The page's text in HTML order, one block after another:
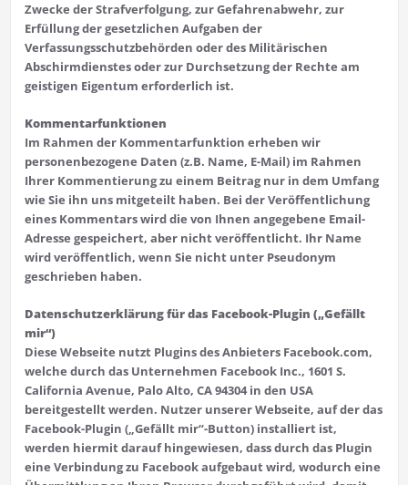
Zwecke der Strafverfolgung, zur Gefahrenabwehr, zur
Erfüllung der gesetzlichen Aufgaben der
Verfassungsschutzbehörden oder des Militärischen
Abschirmdienstes oder zur Durchsetzung der Rechte am
geistigen Eigentum erforderlich ist.
Kommentarfunktionen
Im Rahmen der Kommentarfunktion erheben wir
personenbezogene Daten (z.B. Name, E-Mail) im Rahmen
Ihrer Kommentierung zu einem Beitrag nur in dem Umfang
wie Sie ihn uns mitgeteilt haben. Bei der Veröffentlichung
eines Kommentars wird die von Ihnen angegebene Email-
Adresse gespeichert, aber nicht veröffentlicht. Ihr Name
wird veröffentlich, wenn Sie nicht unter Pseudonym
geschrieben haben.
Datenschutzerklärung für das Facebook-Plugin („Gefällt
mir“)
Diese Webseite nutzt Plugins des Anbieters Facebook.com,
welche durch das Unternehmen Facebook Inc., 1601 S.
California Avenue, Palo Alto, CA 94304 in den USA
bereitgestellt werden. Nutzer unserer Webseite, auf der das
Facebook-Plugin („Gefällt mir“-Button) installiert ist,
werden hiermit darauf hingewiesen, dass durch das Plugin
eine Verbindung zu Facebook aufgebaut wird, wodurch eine